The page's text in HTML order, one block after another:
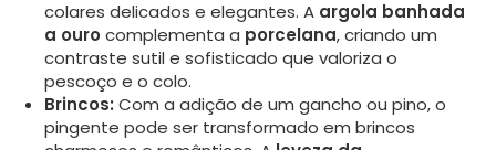
colares delicados e elegantes. A argola banhada
a ourocomplementa a porcelana, criando um
contraste sutil e sofisticado que valoriza o
pescoço e o colo.
Brincos: Com a adição de um gancho ou pino, o
pingente pode ser transformado em brincos